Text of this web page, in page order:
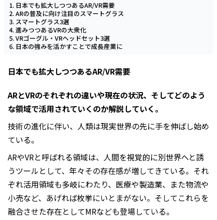
日本でも拡大しつつあるAR/VR需要
ARの普及に向け注目のスマートグラス
スマートグラス3選
進みつつあるVRの大衆化
VRゴーグル・VRヘッドセット3選
日本の強みを活かすことで成長産業に
日本でも拡大しつつあるAR/VR需要
ARとVRのそれぞれの違いや現在の状況、そしてどのよう
な領域で活用されていくのか解説していく。
技術の進化に伴い、人類は現実世界の先に手を伸ばし始め
ている。
ARやVRと呼ばれる領域は、人間を視覚的に別世界へと誘
うツールとして、年々その存在感が増してきている。それ
ぞれ活用領域も多岐にわたり、医療や製造業、また物流や
小売など、あげれば枚挙にいとまがない。そしてこれらを
融合させた存在としてMRなども登場している。